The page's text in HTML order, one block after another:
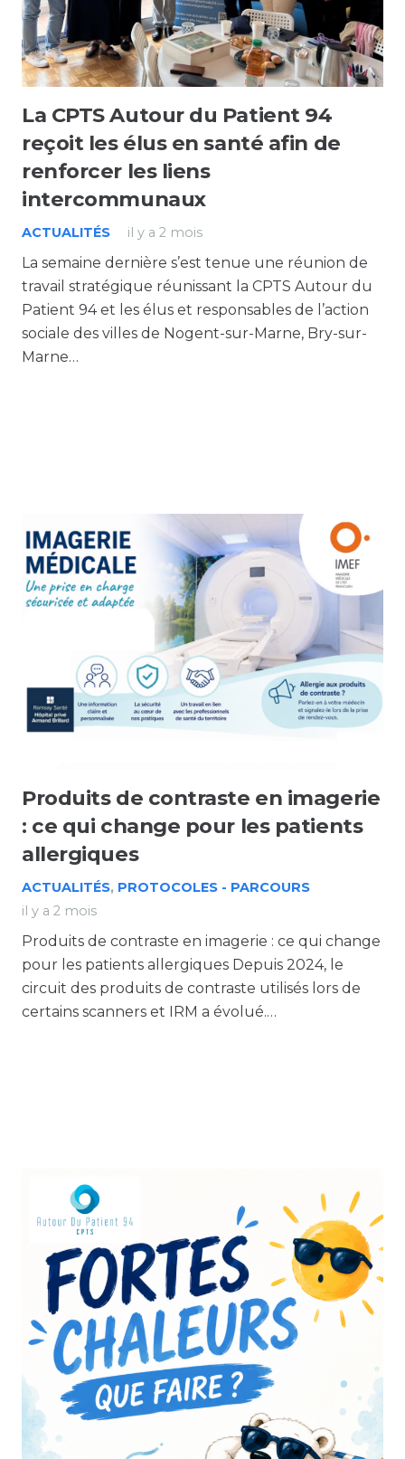
La CPTS Autour du Patient 94
reçoit les élus en santé afin de
renforcer les liens
intercommunaux
ACTUALITÉS il y a 2 mois
La semaine dernière s’est tenue une réunion de
travail stratégique réunissant la CPTS Autour du
Patient 94 et les élus et responsables de l’action
sociale des villes de Nogent-sur-Marne, Bry-sur-
Marne…
Produits de contraste en imagerie
: ce qui change pour les patients
allergiques
ACTUALITÉS, PROTOCOLES - PARCOURS
il y a 2 mois
Produits de contraste en imagerie : ce qui change
pour les patients allergiques Depuis 2024, le
circuit des produits de contraste utilisés lors de
certains scanners et IRM a évolué.…